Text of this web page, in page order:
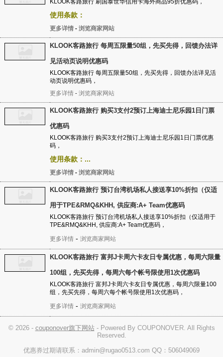
KLOOK客路旅行 刷国泰世华信用卡海外商品95折优惠码，
使用条款：
更多详情 - 浏览商家网站
KLOOK客路旅行 每周五限量50组，先买先得，回馈办法详
见活动页说明优惠码
KLOOK客路旅行 每周五限量50组，先买先得，回馈办法详见活
动页说明优惠码，
更多详情 - 浏览商家网站
KLOOK客路旅行 购买3支付2预订上海迪士尼乐园1日门票
优惠码
KLOOK客路旅行 购买3支付2预订上海迪士尼乐园1日门票优惠
码，
使用条款：...
更多详情 - 浏览商家网站
KLOOK客路旅行 预订台湾机场私人接送享10%折扣（仅适
用于TPE&RMQ&KHH, 供应商:A+ Team优惠码
KLOOK客路旅行 预订台湾机场私人接送享10%折扣（仅适用于
TPE&RMQ&KHH, 供应商:A+ Team优惠码，
更多详情 - 浏览商家网站
KLOOK客路旅行 富邦J卡周六卡友日专属优惠，每周六限量
100组，先买先得，每周六每个帐号限使用1次优惠码
KLOOK客路旅行 富邦J卡周六卡友日专属优惠，每周六限量100
组，先买先得，每周六每个帐号限使用1次优惠码，
更多详情 - 浏览商家网站
© 2026 - couponover旗下网站- Powered By COUPONOVER. All Rights
Reserved.
优惠券过期请联系：admin@rugao0513.com QQ：506049069